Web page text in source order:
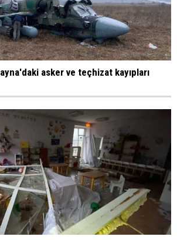
asker ve teçhizat kayıpları